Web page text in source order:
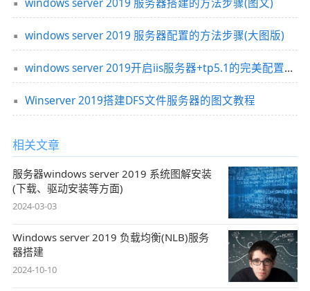
windows server 2019 服务器配置的方法步骤(大图版)
windows server 2019开启iis服务器+tp5.1的完美配置运行流程
Winserver 2019搭建DFS文件服务器的图文教程
相关文章
服务器windows server 2019 系统图解安装
(下载、驱动安装等方面)
2024-03-03
Windows server 2019 负载均衡(NLB)服务
器搭建
2024-10-10